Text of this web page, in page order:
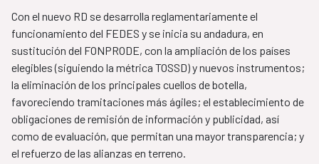
Con el nuevo RD se desarrolla reglamentariamente el
funcionamiento del FEDES y se inicia su andadura, en
sustitución del FONPRODE, con la ampliación de los países
elegibles (siguiendo la métrica TOSSD) y nuevos instrumentos;
la eliminación de los principales cuellos de botella,
favoreciendo tramitaciones más ágiles; el establecimiento de
obligaciones de remisión de información y publicidad, así
como de evaluación, que permitan una mayor transparencia; y
el refuerzo de las alianzas en terreno.